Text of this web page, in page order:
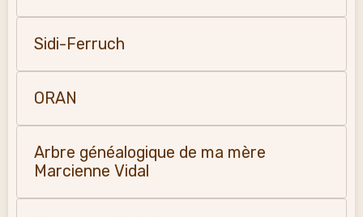
Sidi-Ferruch
ORAN
Arbre généalogique de ma mère
Marcienne Vidal